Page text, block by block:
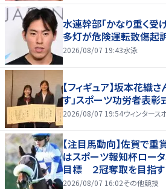
水連幹部「かなり重く
多灯が危険運転致傷起
2026/08/07 19:43水泳
【フィギュア】坂本花織
す」スポーツ功労者表
2026/08/07 19:54ウィンタース
【注目馬動向】佐賀で重
はスポーツ報知杯ロー
目標 ２冠奪取を目指す
2026/08/07 16:02その他競技